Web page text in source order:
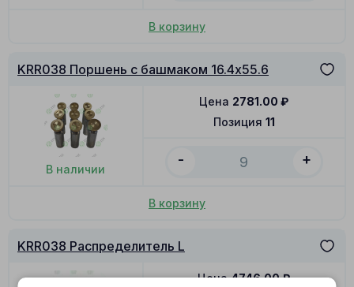
В корзину
KRR038 Поршень с башмаком 16.4x55.6
В наличии
Позиция 11
Цена 2781.00 ₽
- +
В корзину
KRR038 Распределитель L
Цена 4746.00₽